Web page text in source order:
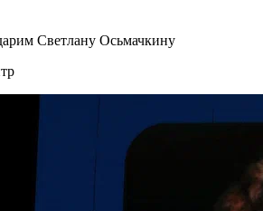
Светлану Осьмачкину